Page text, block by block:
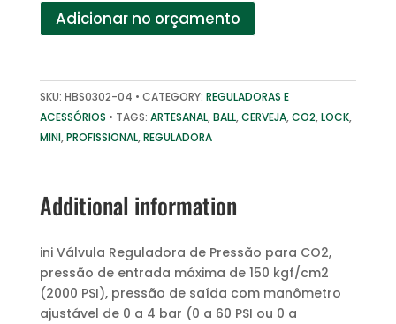
Adicionar no orçamento
SKU: HBS0302-04 CATEGORY: REGULADORAS E
ACESSÓRIOS
TAGS: ARTESANAL,BALL,CERVEJA,CO2,LOCK,
MINI,PROFISSIONAL,REGULADORA
Additional information
ini Válvula Reguladora de Pressão para CO2,
pressão de entrada máxima de 150 kgf/cm2
(2000 PSI), pressão de saída com manômetro
ajustável de 0 a 4 bar (0 a 60 PSI ou 0 a